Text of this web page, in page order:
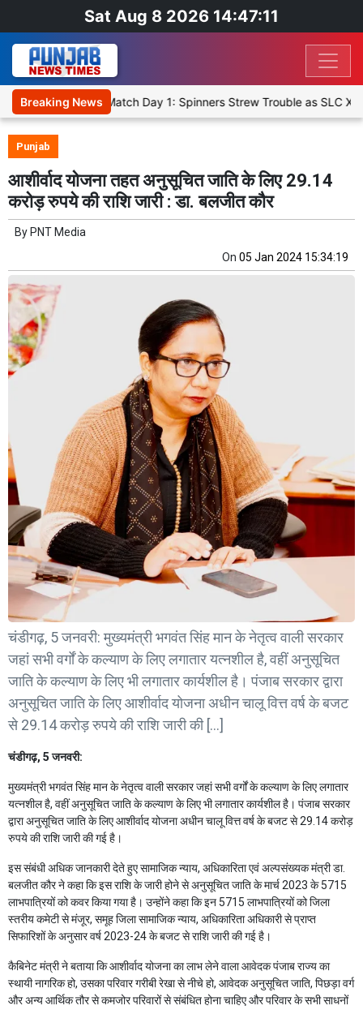
Sat Aug 8 2026 14:47:11
Breaking News
Warm-Up Match Day 1: Spinners Strew Trouble as SLC XI
Punjab
आशीर्वाद योजना तहत अनुसूचित जाति के लिए 29.14
करोड़ रुपये की राशि जारी : डा. बलजीत कौर
By PNT Media
On 05 Jan 2024 15:34:19
चंडीगढ़, 5 जनवरी: मुख्यमंत्री भगवंत सिंह मान के नेतृत्व वाली सरकार
जहां सभी वर्गों के कल्याण के लिए लगातार यत्नशील है, वहीं अनुसूचित
जाति के कल्याण के लिए भी लगातार कार्यशील है। पंजाब सरकार द्वारा
अनुसूचित जाति के लिए आशीर्वाद योजना अधीन चालू वित्त वर्ष के बजट
से 29.14 करोड़ रुपये की राशि जारी की […]
चंडीगढ़, 5 जनवरी:
मुख्यमंत्री भगवंत सिंह मान के नेतृत्व वाली सरकार जहां सभी वर्गों के कल्याण के लिए लगातार
यत्नशील है, वहीं अनुसूचित जाति के कल्याण के लिए भी लगातार कार्यशील है। पंजाब सरकार
द्वारा अनुसूचित जाति के लिए आशीर्वाद योजना अधीन चालू वित्त वर्ष के बजट से 29.14 करोड़
रुपये की राशि जारी की गई है।
इस संबंधी अधिक जानकारी देते हुए सामाजिक न्याय, अधिकारिता एवं अल्पसंख्यक मंत्री डा.
बलजीत कौर ने कहा कि इस राशि के जारी होने से अनुसूचित जाति के मार्च 2023 के 5715
लाभपात्रियों को कवर किया गया है। उन्होंने कहा कि इन 5715 लाभपात्रियों को जिला
स्तरीय कमेटी से मंजूर, समूह जिला सामाजिक न्याय, अधिकारिता अधिकारी से प्राप्त
सिफारिशों के अनुसार वर्ष 2023-24 के बजट से राशि जारी की गई है।
कैबिनेट मंत्री ने बताया कि आशीर्वाद योजना का लाभ लेने वाला आवेदक पंजाब राज्य का
स्थायी नागरिक हो, उसका परिवार गरीबी रेखा से नीचे हो, आवेदक अनुसूचित जाति, पिछड़ा वर्ग
और अन्य आर्थिक तौर से कमजोर परिवारों से संबंधित होना चाहिए और परिवार के सभी साधनों